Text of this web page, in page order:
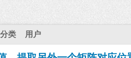
分类 用户